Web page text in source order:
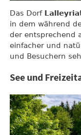
Das Dorf
in dem während
der entsprechend
einfacher und
und Besuchern
See und